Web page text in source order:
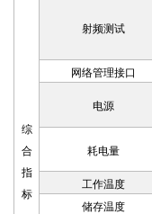
综
合
指
标
射频测试
网络管理接口
电源
耗电量
工作温度
储存温度